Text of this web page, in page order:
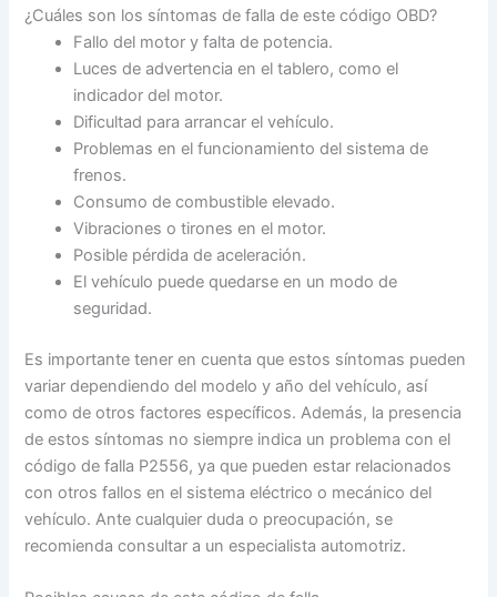
¿Cuáles son los síntomas de falla de este código OBD?
Fallo del motor y falta de potencia.
Luces de advertencia en el tablero, como el
indicador del motor.
Dificultad para arrancar el vehículo.
Problemas en el funcionamiento del sistema de
frenos.
Consumo de combustible elevado.
Vibraciones o tirones en el motor.
Posible pérdida de aceleración.
El vehículo puede quedarse en un modo de
seguridad.
Es importante tener en cuenta que estos síntomas pueden
variar dependiendo del modelo y año del vehículo, así
como de otros factores específicos. Además, la presencia
de estos síntomas no siempre indica un problema con el
código de falla P2556, ya que pueden estar relacionados
con otros fallos en el sistema eléctrico o mecánico del
vehículo. Ante cualquier duda o preocupación, se
recomienda consultar a un especialista automotriz.